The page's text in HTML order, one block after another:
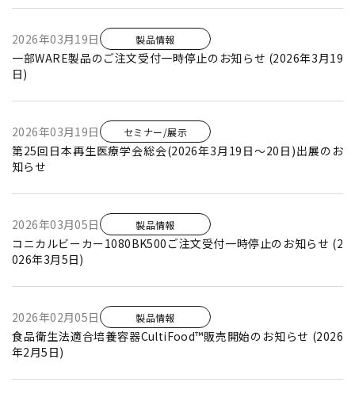
2026年03月19日 製品情報
一部WARE製品のご注文受付一時停止のお知らせ (2026年3月19
日)
2026年03月19日 セミナー/展示
第25回日本再生医療学会総会(2026年3月19日～20日)出展のお
知らせ
2026年03月05日 製品情報
コニカルビーカー1080BK500ご注文受付一時停止のお知らせ (2
026年3月5日)
2026年02月05日 製品情報
食品衛生法適合培養容器CultiFood™販売開始のお知らせ (2026
年2月5日)